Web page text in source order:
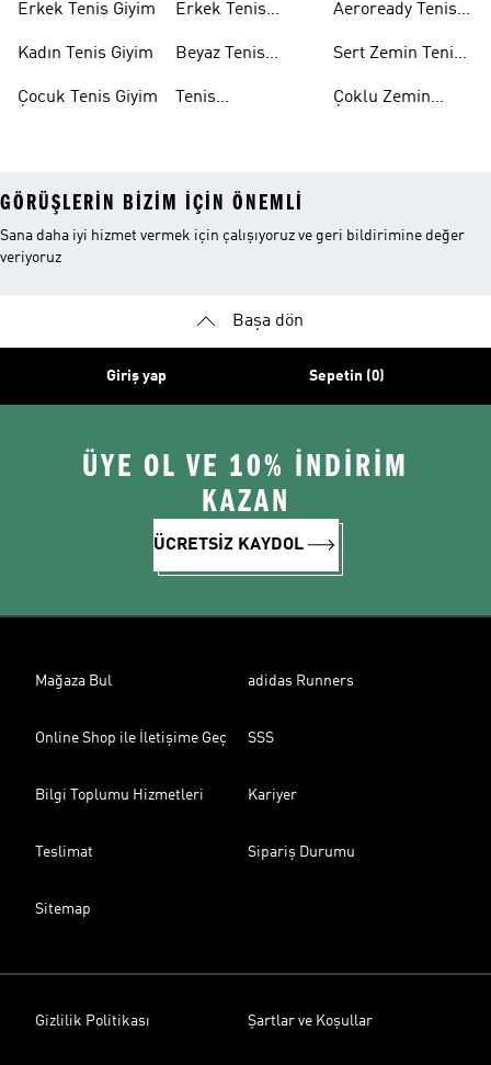
Erkek Tenis Giyim
Kadın Tenis Giyim
Çocuk Tenis Giyim
Erkek Tenis
Beyaz Tenis
Tenis
Aeroready Tenis
Sert Zemin Tenis
Çoklu Zemin
GÖRÜŞLERIN BIZIM IÇIN ÖNEMLI
Sana daha iyi hizmet vermek için çalışıyoruz ve geri bildirimine değer
veriyoruz
Başa dön
Giriş yap Sepetin (0)
ÜYE OL VE 10% İNDİRİM
KAZAN
ÜCRETSİZ KAYDOL
Mağaza Bul adidas Runners
Online Shop ile İletişime Geç SSS
Bilgi Toplumu Hizmetleri Kariyer
Teslimat Sipariş Durumu
Sitemap
Gizlilik Politikası Şartlar ve Koşullar